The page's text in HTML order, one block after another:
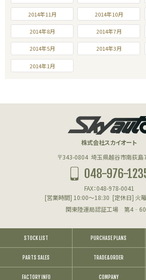
2014年11月 2014年10月
2014年8月 2014年7月
2014年5月 2014年3月
2014年1月
株式会社スカイオート
〒343-0804 埼玉県越谷市南荻島
048-976-
FAX：048-978-0041
[営業時間] 10:00～18:30 [定休日] 火
関東陸運局認証工場 第
STOCK LIST PURCHASE PLANS
PARTS SALES TRADE&ORDER
FACTORY INFO COMPANY